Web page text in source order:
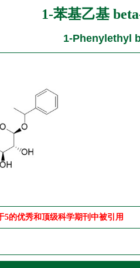
1-苯基乙基
1-Phenylethyl
5的优秀和顶级科学期刊中被引用